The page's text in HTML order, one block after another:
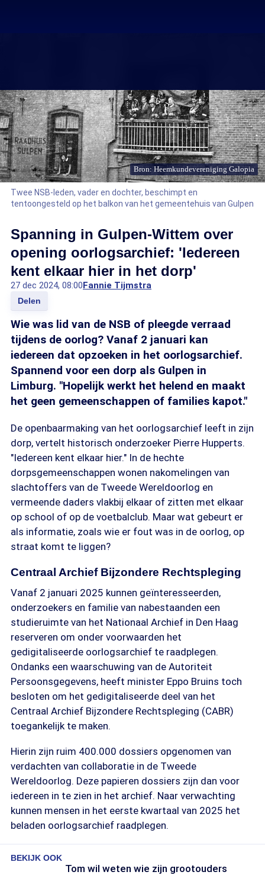
Bron: Heemkundevereniging Galopia
Twee NSB-leden, vader en dochter, beschimpt en
tentoongesteld op het balkon van het gemeentehuis van Gulpen
Spanning in Gulpen-Wittem over
opening oorlogsarchief: 'Iedereen
kent elkaar hier in het dorp'
27 dec 2024, 08:00Fannie Tijmstra
Delen
Wie was lid van de NSB of pleegde verraad
tijdens de oorlog? Vanaf 2 januari kan
iedereen dat opzoeken in het oorlogsarchief.
Spannend voor een dorp als Gulpen in
Limburg. "Hopelijk werkt het helend en maakt
het geen gemeenschappen of families kapot."
De openbaarmaking van het oorlogsarchief leeft in zijn
dorp, vertelt historisch onderzoeker Pierre Hupperts.
"Iedereen kent elkaar hier." In de hechte
dorpsgemeenschappen wonen nakomelingen van
slachtoffers van de Tweede Wereldoorlog en
vermeende daders vlakbij elkaar of zitten met elkaar
op school of op de voetbalclub. Maar wat gebeurt er
als informatie, zoals wie er fout was in de oorlog, op
straat komt te liggen?
Centraal Archief Bijzondere Rechtspleging
Vanaf 2 januari 2025 kunnen geïnteresseerden,
onderzoekers en familie van nabestaanden een
studieruimte van het Nationaal Archief in Den Haag
reserveren om onder voorwaarden het
gedigitaliseerde oorlogsarchief te raadplegen.
Ondanks een waarschuwing van de Autoriteit
Persoonsgegevens, heeft minister Eppo Bruins toch
besloten om het gedigitaliseerde deel van het
Centraal Archief Bijzondere Rechtspleging (CABR)
toegankelijk te maken.
Hierin zijn ruim 400.000 dossiers opgenomen van
verdachten van collaboratie in de Tweede
Wereldoorlog. Deze papieren dossiers zijn dan voor
iedereen in te zien in het archief. Naar verwachting
kunnen mensen in het eerste kwartaal van 2025 het
beladen oorlogsarchief raadplegen.
BEKIJK OOK
Tom wil weten wie zijn grootouders